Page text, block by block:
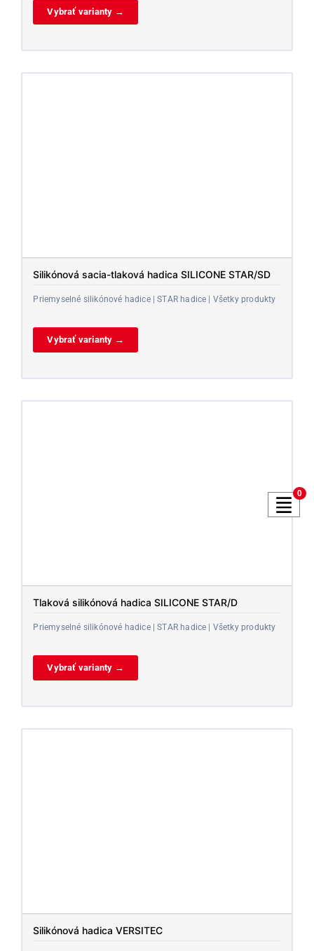
Vybrať varianty →
Silikónová sacia-tlaková hadica SILICONE STAR/SD
Priemyselné silikónové hadice | STAR hadice | Všetky produkty
Vybrať varianty →
Tlaková silikónová hadica SILICONE STAR/D
Priemyselné silikónové hadice | STAR hadice | Všetky produkty
Vybrať varianty →
Silikónová hadica VERSITEC
0